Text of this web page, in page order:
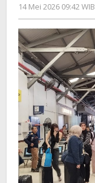
14 Mei 2026 09:42 WIB